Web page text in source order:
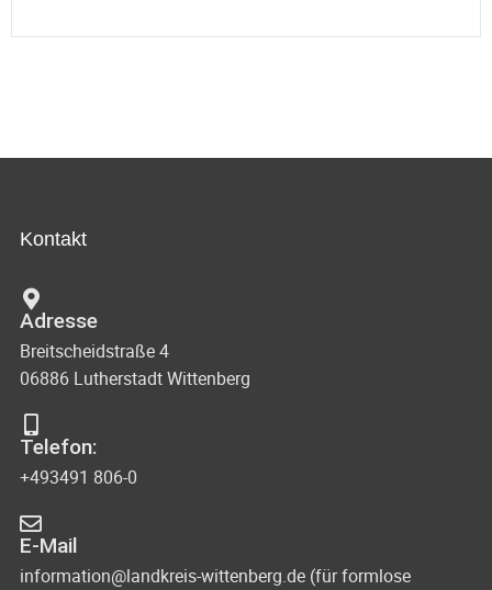
Kontakt
Adresse
Breitscheidstraße 4
06886 Lutherstadt Wittenberg
Telefon:
+493491 806-0
E-Mail
information@landkreis-wittenberg.de (für formlose